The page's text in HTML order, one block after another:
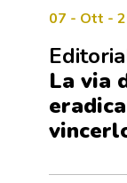
07 - Ott -
La via